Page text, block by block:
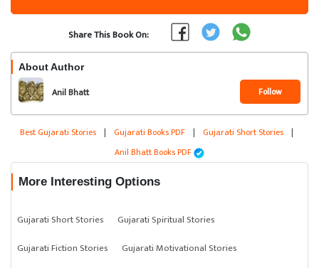
Share This Book On:
About Author
Anil Bhatt Follow
Best Gujarati Stories | Gujarati Books PDF | Gujarati Short Stories |
Anil Bhatt Books PDF
More Interesting Options
Gujarati Short Stories
Gujarati Spiritual Stories
Gujarati Fiction Stories
Gujarati Motivational Stories